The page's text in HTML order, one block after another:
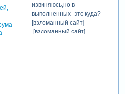
извиняюсь,но в
выполненных- это куда?
[взломанный сайт]
[взломанный сайт]